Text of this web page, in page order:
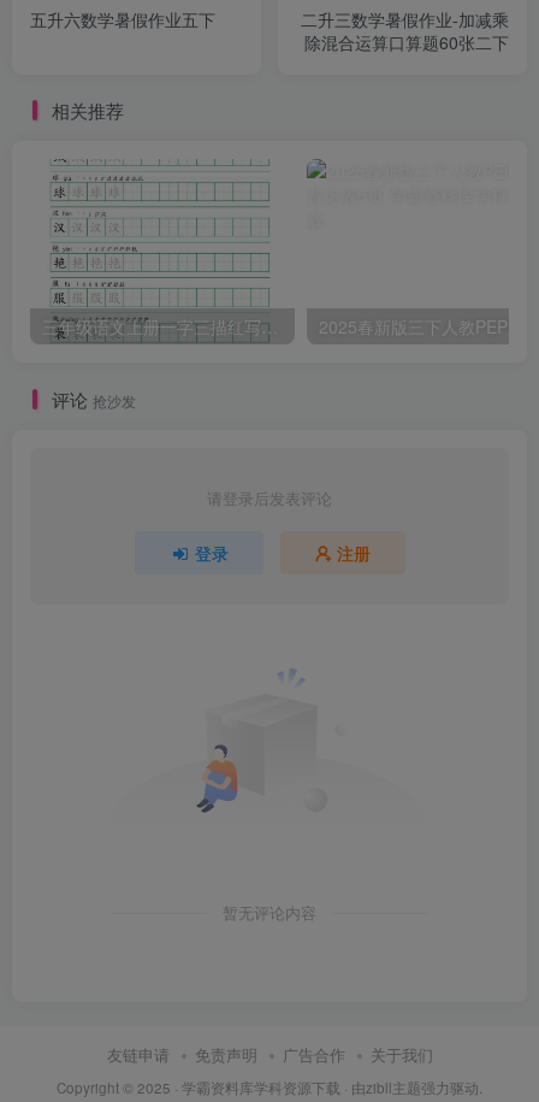
五升六数学暑假作业五下
二升三数学暑假作业-加减乘
除混合运算口算题60张二下
相关推荐
三年级语文上册一字三描红写字表字帖
评论 抢沙发
请登录后发表评论
登录 注册
暂无评论内容
友链申请 免责声明 广告合作 关于我们
Copyright © 2025 · 学霸资料库学科资源下载 · 由zibll主题强力驱动.